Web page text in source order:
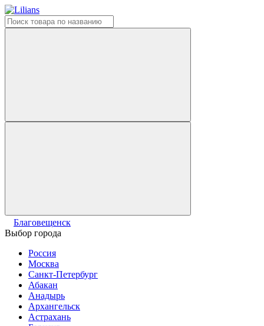
Благовещенск
Выбор города
Россия
Москва
Санкт-Петербург
Абакан
Анадырь
Архангельск
Астрахань